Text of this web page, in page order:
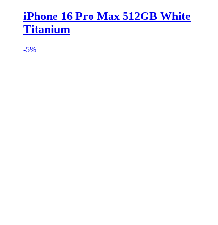
iPhone 16 Pro Max 512GB White
Titanium
-5%